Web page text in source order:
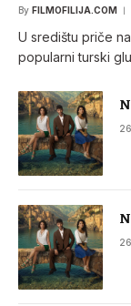
By FILMOFILIJA.COM
U središtu priče
popularni turski